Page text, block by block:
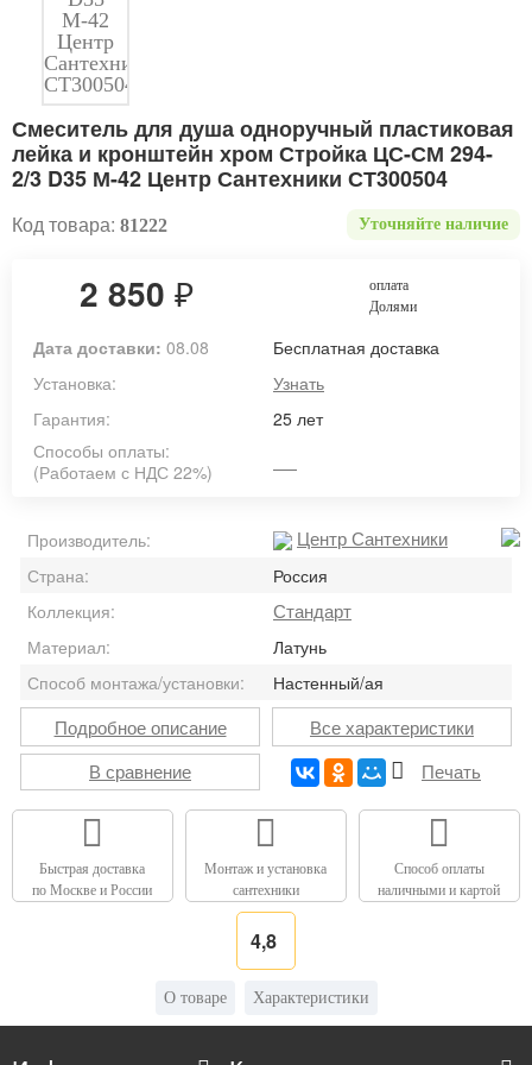
Смеситель для душа одноручный пластиковая
лейка и кронштейн хром Стройка ЦС-СМ 294-
2/3 D35 М-42 Центр Сантехники СТ300504
Код товара: 81222 Уточняйте наличие
2 850₽
оплата
Долями
Дата доставки: 08.08
Бесплатная доставка
Установка:
Узнать
Гарантия:
25 лет
Способы оплаты:
(Работаем с НДС 22%)
Производитель: Центр Сантехники
Страна:
Россия
Коллекция:
Стандарт
Материал:
Латунь
Способ монтажа/установки:
Настенный/ая
Подробное описание
Все характеристики
В сравнение
Печать
Быстрая доставка
по Москве и России
Монтаж и установка
сантехники
Способ оплаты
наличными и картой
4,8
О товаре Характеристики